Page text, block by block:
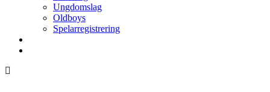
Ungdomslag
Oldboys
Spelarregistrering